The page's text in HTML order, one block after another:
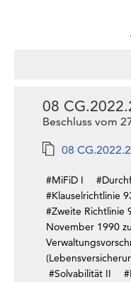
08
Beschluss vom
08
#MiFiD I
#Klauselrichtlinie
#Zweite Richtlinie
November 1990
#Solvabilität II